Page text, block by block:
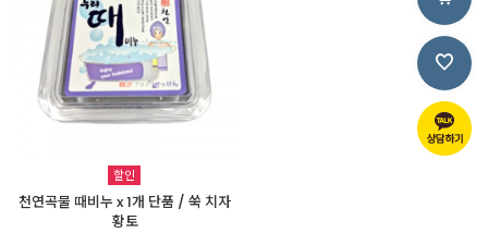
할인
천연곡물 때비누 x 1개 단품 / 쑥 치자
황토